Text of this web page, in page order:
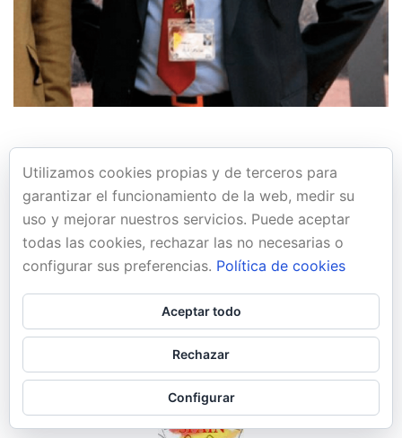
SELECCIÓN ESPAÑOLA
IMCA PAWC 2019
SILLA – Valencia – España
Mucha suerte al equipo Español que nos representará
en estos próximos días en el IMCA PAWC 2019 que le
celebra en Silla, Valencia.
Utilizamos cookies propias y de terceros para
garantizar el funcionamiento de la web, medir su
uso y mejorar nuestros servicios. Puede aceptar
todas las cookies, rechazar las no necesarias o
configurar sus preferencias. Política de cookies
Aceptar todo
Rechazar
Configurar